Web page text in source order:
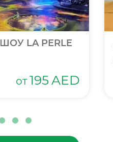
LA PERLE
от 195AED